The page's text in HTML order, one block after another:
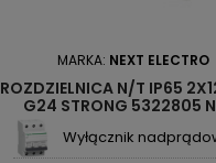
MARKA: NEXT ELECTRO
ROZDZIELNICA N/T IP65
G24 STRONG 5322805
Wyłącznik